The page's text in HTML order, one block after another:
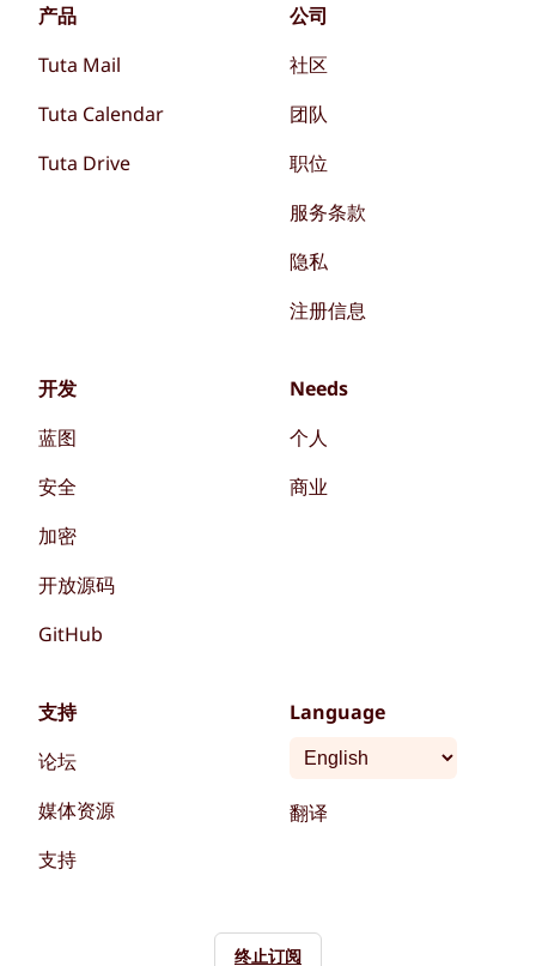
产品
Tuta Mail
Tuta Calendar
Tuta Drive
公司
社区
团队
职位
服务条款
隐私
注册信息
开发
蓝图
安全
加密
开放源码
GitHub
Needs
个人
商业
支持
论坛
媒体资源
支持
Language
翻译
终止订阅